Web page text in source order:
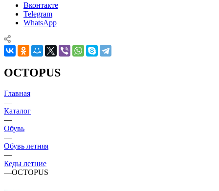
Вконтакте
Telegram
WhatsApp
OCTOPUS
Главная
—
Каталог
—
Обувь
—
Обувь летняя
—
Кеды летние
—OCTOPUS